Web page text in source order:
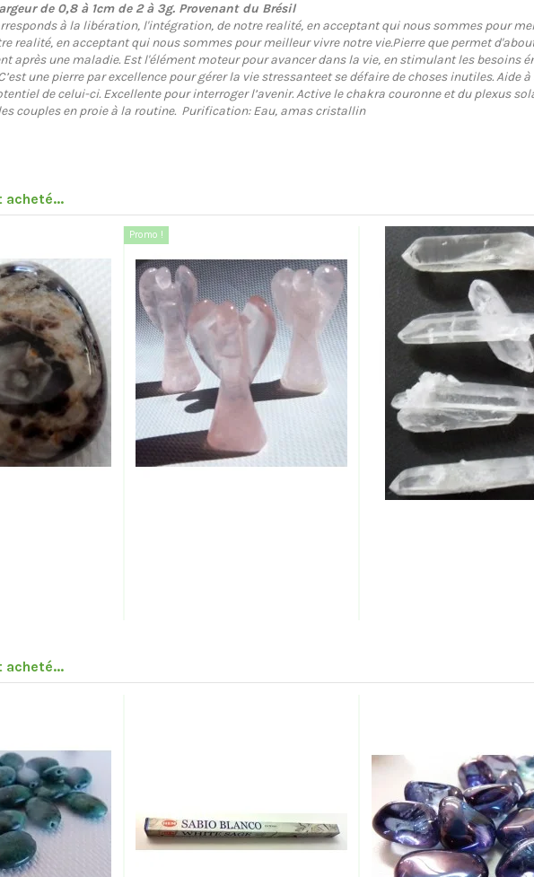
de 0,8 à 1cm de 2 à 3g. Provenant du Brésil
à la libération, l'intégration, de notre realité, en acceptant qui nous sommes pour
realité, en acceptant qui nous sommes pour meilleur vivre notre vie.Pierre que permet
après une maladie. Est l'élément moteur pour avancer dans la vie, en stimulant les besoins
une pierre par excellence pour gérer la vie stressanteet se défaire de choses inutiles.
de celui-ci. Excellente pour interroger l’avenir. Active le chakra couronne et du plexus
couples en proie à la routine. Purification: Eau, amas cristallin
acheté...
Promo !
acheté...